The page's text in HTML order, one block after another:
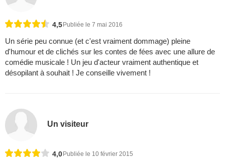
4,5 Publiée le 7 mai 2016
Un série peu connue (et c'est vraiment dommage) pleine
d'humour et de clichés sur les contes de fées avec une allure de
comédie musicale ! Un jeu d'acteur vraiment authentique et
désopilant à souhait ! Je conseille vivement !
Un visiteur
4,0Publiée le 10 février 2015